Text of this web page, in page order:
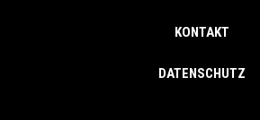
KONTAKT
DATENSCHUTZ